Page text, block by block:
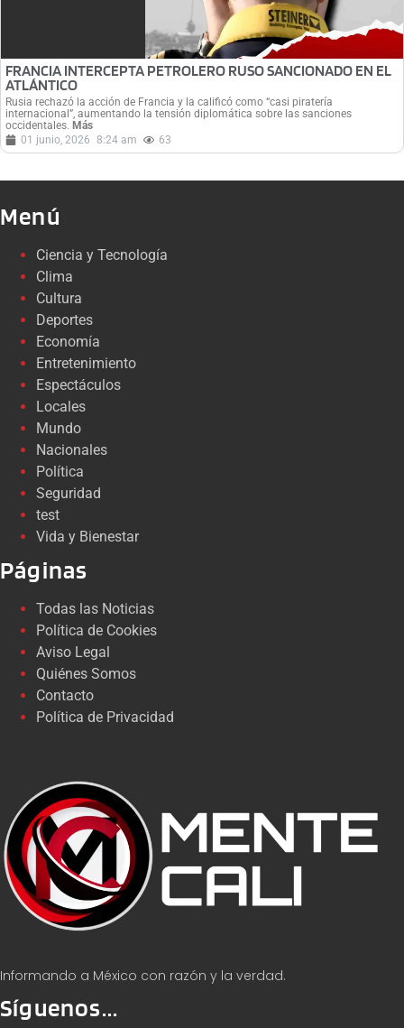
FRANCIA INTERCEPTA PETROLERO RUSO SANCIONADO EN EL
ATLÁNTICO
Rusia rechazó la acción de Francia y la calificó como “casi piratería
internacional”, aumentando la tensión diplomática sobre las sanciones
occidentales. Más
01 junio, 2026 8:24 am 63
Informando a México con razón y la verdad.
Síguenos...
Menú
Ciencia y Tecnología
Clima
Cultura
Deportes
Economía
Entretenimiento
Espectáculos
Locales
Mundo
Nacionales
Política
Seguridad
test
Vida y Bienestar
Páginas
Todas las Noticias
Política de Cookies
Aviso Legal
Quiénes Somos
Contacto
Política de Privacidad